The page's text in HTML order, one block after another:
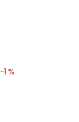
-1 %